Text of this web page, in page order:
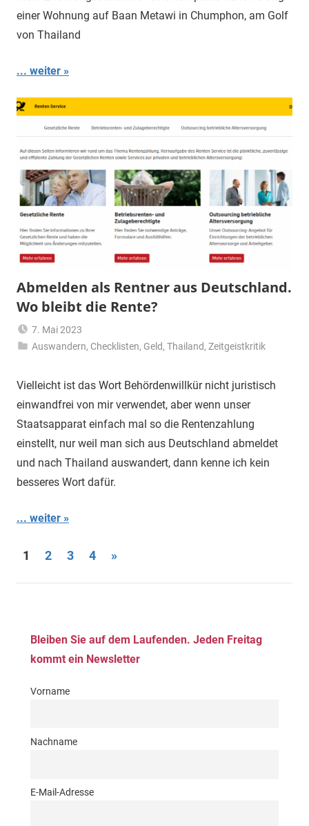
einer Wohnung auf Baan Metawi in Chumphon, am Golf
von Thailand
... weiter
Abmelden als Rentner aus Deutschland.
Wo bleibt die Rente?
7. Mai 2023
Matt
Auswandern, Checklisten, Geld,Thailand,Zeitgeistkritik
Vielleicht ist das Wort Behördenwillkür nicht juristisch
einwandfrei von mir verwendet, aber wenn unser
Staatsapparat einfach mal so die Rentenzahlung
einstellt, nur weil man sich aus Deutschland abmeldet
und nach Thailand auswandert, dann kenne ich kein
besseres Wort dafür.
... weiter
Seitennummerierung
der
1 2 3 4
Nächste
»
Bleiben Sie auf dem Laufenden. Jeden Freitag
kommt ein Newsletter
Vorname
Nachname
E-Mail-Adresse